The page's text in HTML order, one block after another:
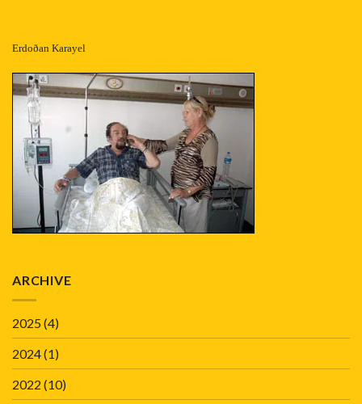
Erdoðan Karayel
ARCHIVE
2025(4)
2024(1)
2022 (10)